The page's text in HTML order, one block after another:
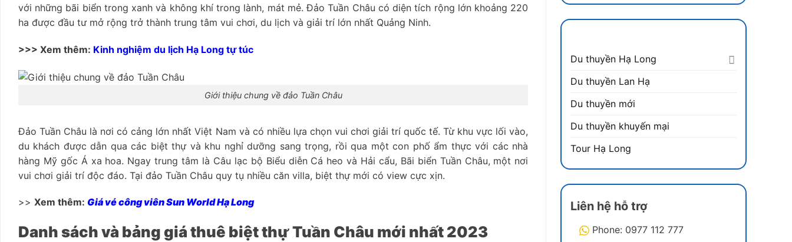
với những bãi biển trong xanh và không khí trong lành, mát mẻ. Đảo Tuần Châu có diện tích rộng lớn khoảng 220
ha được đầu tư mở rộng trở thành trung tâm vui chơi, du lịch và giải trí lớn nhất Quảng Ninh.
>>> Xem thêm: Kinh nghiệm du lịch Hạ Long tự túc
Giới thiệu chung về đảo Tuần Châu
Đảo Tuần Châu là nơi có cảng lớn nhất Việt Nam và có nhiều lựa chọn vui chơi giải trí quốc tế. Từ khu vực lối vào,
du khách được dẫn qua các biệt thự và khu nghỉ dưỡng sang trọng, rồi qua một con phố ẩm thực với các nhà
hàng Mỹ gốc Á xa hoa. Ngay trung tâm là Câu lạc bộ Biểu diễn Cá heo và Hải cẩu, Bãi biển Tuần Châu, một nơi
vui chơi giải trí độc đáo. Tại đảo Tuần Châu quy tụ nhiều căn villa, biệt thự mới có view cực xịn.
>> Xem thêm: Giá vé công viên Sun World Hạ Long
Danh sách và bảng giá thuê biệt thự Tuần Châu mới nhất 2023
Du thuyền Hạ Long
Du thuyền Lan Hạ
Du thuyền mới
Du thuyền khuyến mại
Tour Hạ Long
Liên hệ hỗ trợ
Phone: 0977 112 777